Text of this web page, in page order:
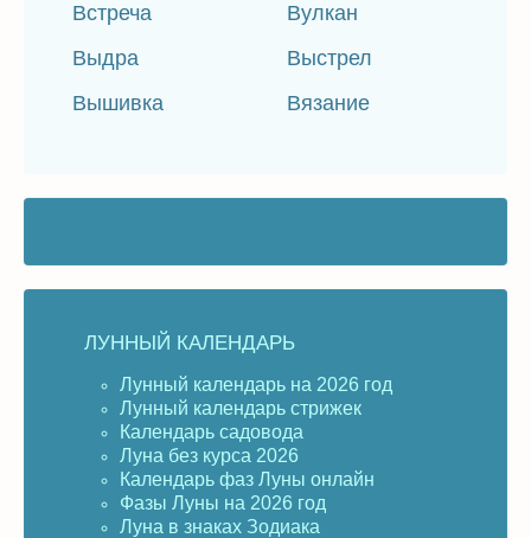
Встреча
Вулкан
Выдра
Выстрел
Вышивка
Вязание
ЛУННЫЙ КАЛЕНДАРЬ
Лунный календарь на 2026 год
Лунный календарь стрижек
Календарь садовода
Луна без курса 2026
Календарь фаз Луны онлайн
Фазы Луны на 2026 год
Луна в знаках Зодиака